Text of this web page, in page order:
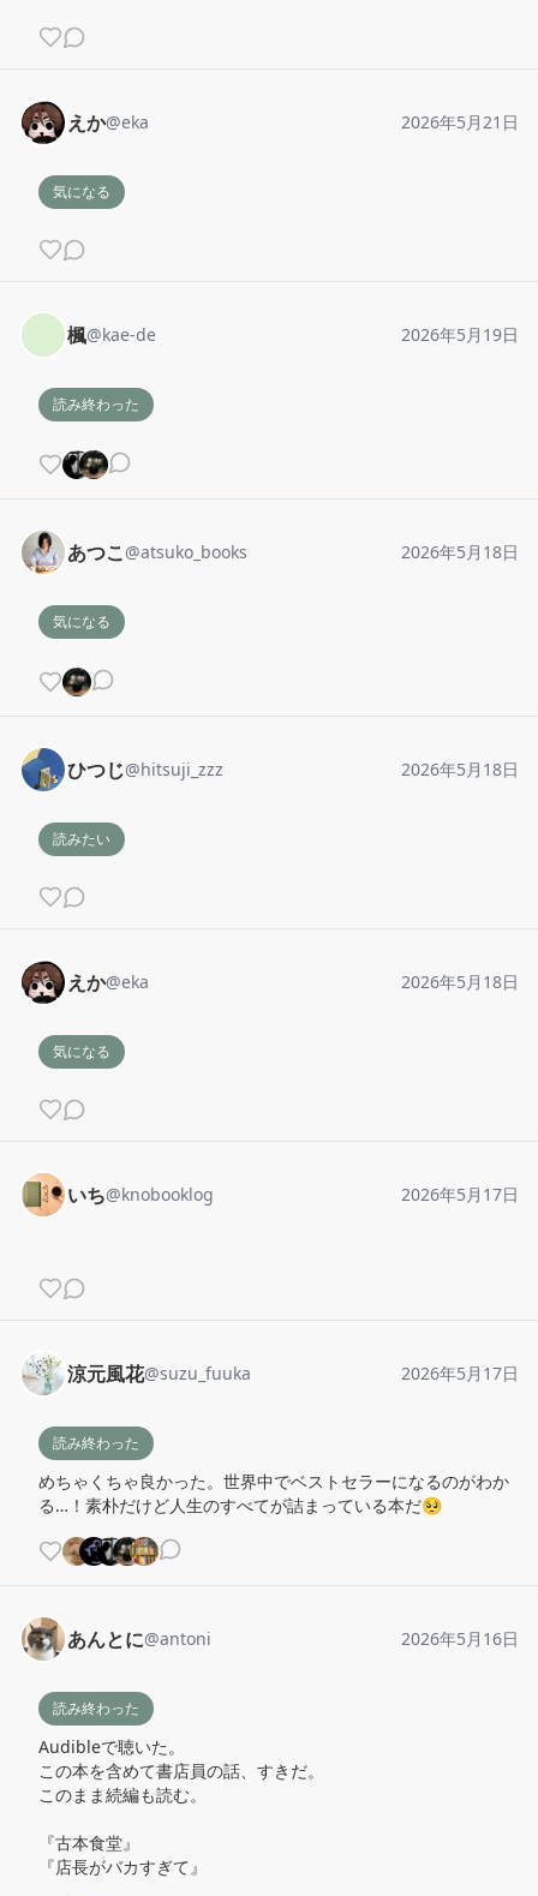
えか@eka 2026年5月21日
気になる
楓@kae-de 2026年5月19日
読み終わった
あつこ@atsuko_books 2026年5月18日
気になる
ひつじ@hitsuji_zzz 2026年5月18日
読みたい
えか@eka 2026年5月18日
気になる
いち@knobooklog 2026年5月17日
涼元風花@suzu_fuuka 2026年5月17日
読み終わった
めちゃくちゃ良かった。世界中でベストセラーになるのがわか
る…！素朴だけど人生のすべてが詰まっている本だ🥺
あんとに@antoni 2026年5月16日
読み終わった
Audibleで聴いた。
この本を含めて書店員の話、すきだ。
このまま続編も読む。
『古本食堂』
『店長がバカすぎて』